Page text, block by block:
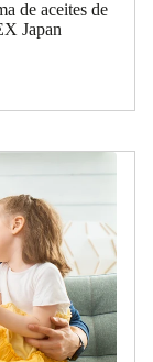
de aceites de
Japan